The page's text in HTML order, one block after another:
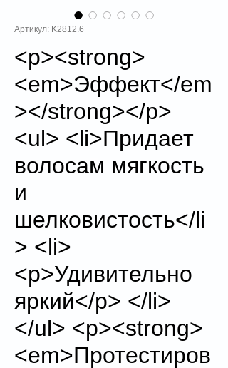
Артикул: K2812.6
<p><strong>
<em>Эффект</em
></strong></p>
<ul> <li>Придает
волосам мягкость
и
шелковистость</li
> <li>
<p>Удивительно
яркий</p> </li>
</ul> <p><strong>
<em>Протестиров